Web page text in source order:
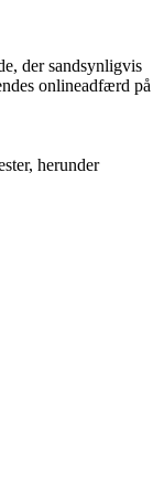
der sandsynligvis
onlineadfærd på
herunder